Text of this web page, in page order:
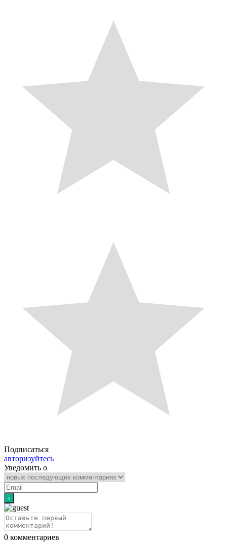
Подписаться
авторизуйтесь
Уведомить о
0 комментариев